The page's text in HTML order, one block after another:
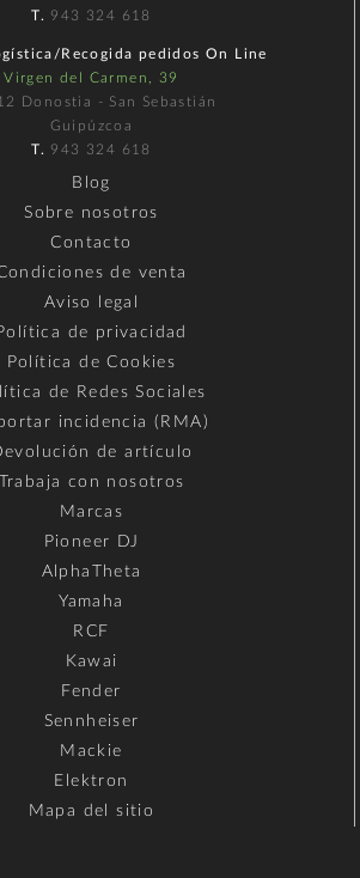
T. 943 324 618
Recogida pedidos On Line
Virgen del Carmen, 39
Donostia - San Sebastián
Guipúzcoa
T. 943 324 618
Blog
Sobre nosotros
Contacto
de venta
Aviso legal
de privacidad
Política de Cookies
de Redes Sociales
incidencia (RMA)
de artículo
Trabaja con nosotros
Marcas
Pioneer DJ
AlphaTheta
Yamaha
RCF
Kawai
Fender
Sennheiser
Mackie
Elektron
Mapa del sitio